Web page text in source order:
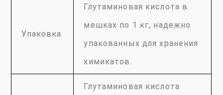
Упаковка
Глутаминовая кислота в
мешках по 1 кг, надежно
упакованных для хранения
химикатов.
Глутаминовая кислота